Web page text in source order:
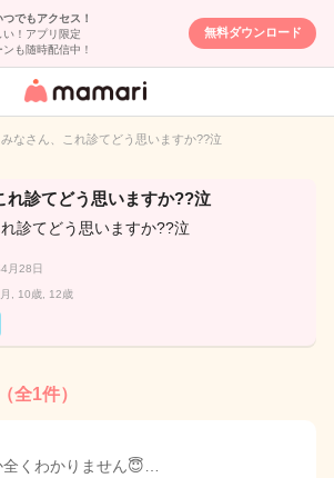
でもアクセス！
い！アプリ限定
も随時配信中！
無料ダウンロード
女性専用匿名QA
イト
みなさん、これ診てどう思いますか??泣
れ診てどう思いますか??泣
診てどう思いますか??泣
月28日
, 10歳, 12歳
（全1件）
くわかりません😇…